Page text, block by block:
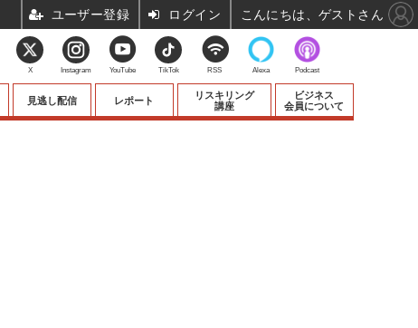
見逃し配信 レポート
リスキリング
講座
ビジネス
会員について
X Instagram YouTube TikTok RSS Alexa Podcast
ユーザー登録 ログイン こんにちは、ゲストさん